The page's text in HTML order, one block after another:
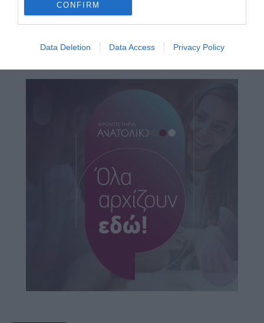
CONFIRM
Data Deletion Data Access Privacy Policy